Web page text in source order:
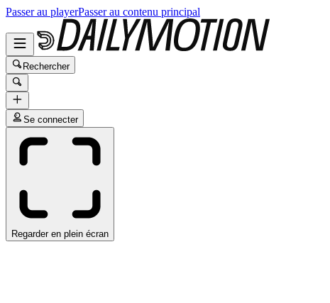
Passer au playerPasser au contenu principal
Rechercher
Se connecter
Regarder en plein écran